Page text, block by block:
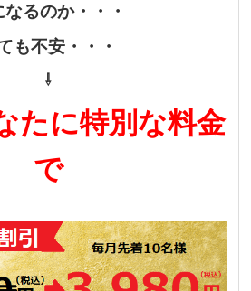
なるのか・・・
も不安・・・
⇩
たに特別な料金
で